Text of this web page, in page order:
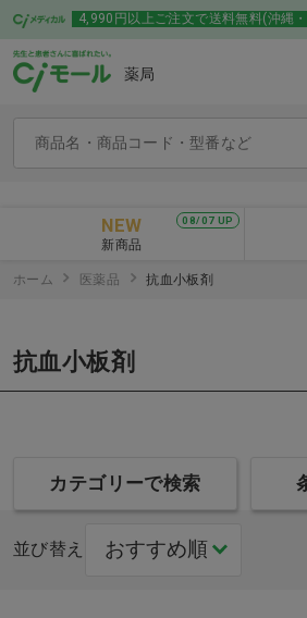
4,990円以上ご注文で送料無料(沖縄
薬局
08/07 UP
NEW
新商品
ホーム 医薬品 抗血小板剤
抗血小板剤
カテゴリーで検索
並び替え